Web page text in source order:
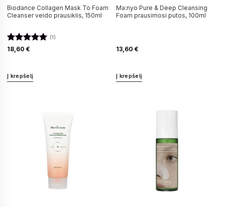
Biodance Collagen Mask To Foam
Cleanser veido prausiklis, 150ml
Įvertinimas:
(1)
18,60 €
Į krepšelį
Ma:nyo Pure & Deep Cleansing
Foam prausimosi putos, 100ml
13,60 €
Į krepšelį